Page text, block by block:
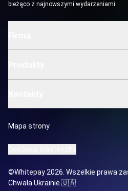
bieżąco z najnowszymi wydarzeniami.
Mapa strony
©Whitepay 2026. Wszelkie prawa
Chwała Ukrainie 🇺🇦